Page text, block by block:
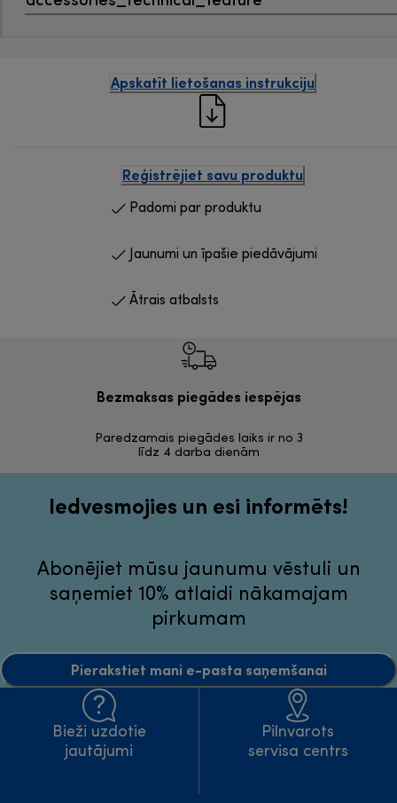
Apskatīt lietošanas instrukciju
Reģistrējiet savu produktu
Padomi par produktu
Jaunumi un īpašie piedāvājumi
Ātrais atbalsts
Bezmaksas piegādes iespējas
Paredzamais piegādes laiks ir no 3
līdz 4 darba dienām
Iedvesmojies un esi informēts!
Abonējiet mūsu jaunumu vēstuli un
saņemiet 10% atlaidi nākamajam
pirkumam
Pierakstiet mani e-pasta saņemšanai
Bieži uzdotie
jautājumi
Pilnvarots
servisa centrs